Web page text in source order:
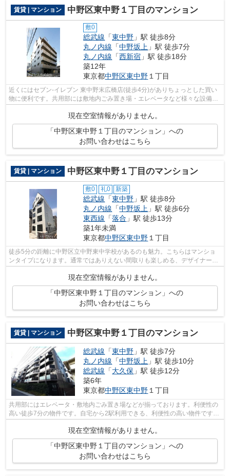
賃貸 | マンション 中野区東中野１丁目のマンション
敷0
総武線 「東中野 」駅 徒歩8分
丸ノ内線 「中野坂上 」駅 徒歩7分
丸ノ内線 「西新宿 」駅 徒歩18分
築12年
東京都中野区東中野１丁目
近くにはセブン-イレブン 東中野末広橋店(徒歩4分)がありちょっとした買い
物に便利です。共用部には敷地内ごみ置き場・エレベータなど様々な設備や
現在空室情報がありません。
「中野区東中野１丁目のマンション」への
お問い合わせはこちら
賃貸 | マンション 中野区東中野１丁目のマンション
敷0 礼0 新築
総武線 「東中野 」駅 徒歩8分
丸ノ内線 「中野坂上 」駅 徒歩6分
東西線 「落合 」駅 徒歩13分
築1年未満
東京都中野区東中野 １丁目
徒歩5分の距離に中野区立中野東中学校があるのも魅力。こちらはマンショ
ンタイプになります。通常ではありえない間取りも楽しめる、デザイナーズ
現在空室情報がありません。
「中野区東中野１丁目のマンション」への
お問い合わせはこちら
賃貸 | マンション 中野区東中野１丁目のマンション
総武線 「東中野 」駅 徒歩7分
丸ノ内線 「中野坂上 」駅 徒歩10分
総武線 「大久保 」駅 徒歩12分
築6年
東京都中野区東中野１丁目
共用部にはエレベータ・敷地内ごみ置き場などが揃っております。利便性の
高い徒歩7分の物件です。自宅から2駅利用できる、利便性の高い物件です。
令和2年に建設された物件です。明るい...
現在空室情報がありません。
「中野区東中野１丁目のマンション」への
お問い合わせはこちら